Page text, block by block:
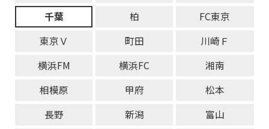
千葉
柏
FC東京
東京Ｖ
町田
川崎Ｆ
横浜FM
横浜FC
湘南
相模原
甲府
松本
長野
新潟
富山